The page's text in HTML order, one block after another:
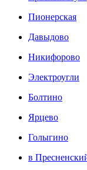
Пионерская
Давыдово
Никифорово
Электроугли
Болтино
Ярцево
Голыгино
в